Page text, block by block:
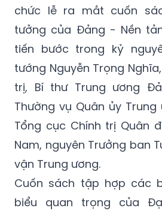
chức lễ ra mắt cuốn
tưởng của Đảng - Nền
tiến bước trong kỷ
tướng Nguyễn Trọng
trị, Bí thư Trung ương
Thường vụ Quân ủy Trung
Tổng cục Chính trị Quân
Nam, nguyên Trưởng ban
vận Trung ương.
Cuốn sách tập hợp các
biểu quan trọng của